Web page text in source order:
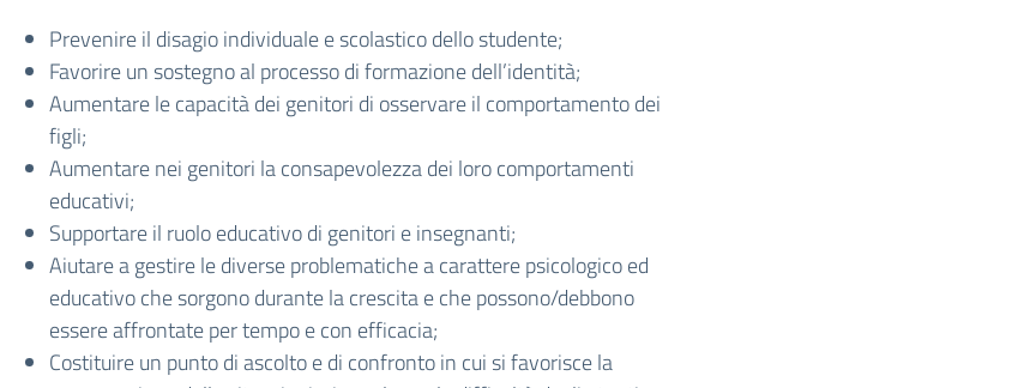
Prevenire il disagio individuale e scolastico dello studente;
Favorire un sostegno al processo di formazione dell’identità;
Aumentare le capacità dei genitori di osservare il comportamento dei
figli;
Aumentare nei genitori la consapevolezza dei loro comportamenti
educativi;
Supportare il ruolo educativo di genitori e insegnanti;
Aiutare a gestire le diverse problematiche a carattere psicologico ed
educativo che sorgono durante la crescita e che possono/debbono
essere affrontate per tempo e con efficacia;
Costituire un punto di ascolto e di confronto in cui si favorisce la